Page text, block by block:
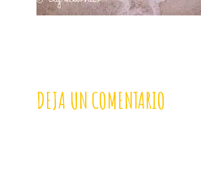
DEJA UN COMENTARIO